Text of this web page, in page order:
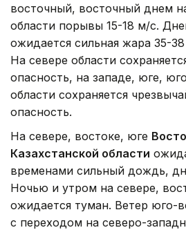
восточный, восточный днем
области порывы 15-18 м/с.
ожидается сильная жара 35-
На севере области
опасность, на западе, юге,
области сохраняется
опасность.
На севере, востоке, юге
Казахстанской области
временами сильный дождь,
Ночью и утром на севере,
ожидается туман. Ветер юго-
с переходом на северо-